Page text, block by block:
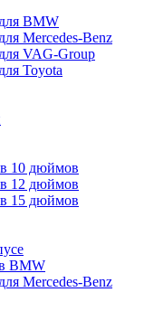
BMW
Mercedes-Benz
VAG-Group
Toyota
10 дюймов
12 дюймов
15 дюймов
BMW
Mercedes-Benz